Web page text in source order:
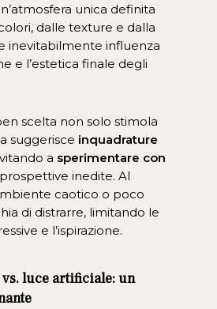
unica definita
dalle texture e dalla
inevitabilmente influenza
e l’estetica finale degli
scelta non solo stimola
suggerisce inquadrature
a sperimentare con
inedite. Al
caotico o poco
di distrarre, limitando le
e l’ispirazione.
luce artificiale: un